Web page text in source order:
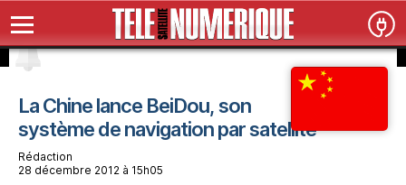
La Chine lance BeiDou, son
système de navigation par satellite
Rédaction
28 décembre 2012 à 15h05